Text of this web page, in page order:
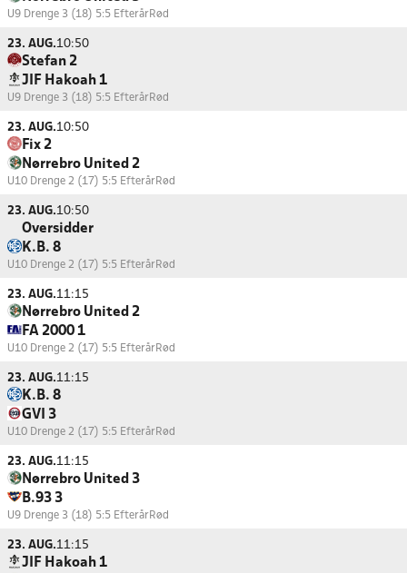
U9 Drenge 3 (18) 5:5 EfterårRød
23. AUG.10:50
Stefan 2
JIF Hakoah 1
U9 Drenge 3 (18) 5:5 EfterårRød
23. AUG.10:50
Fix 2
Nørrebro United 2
U10 Drenge 2 (17) 5:5 EfterårRød
23. AUG.10:50
Oversidder
K.B. 8
U10 Drenge 2 (17) 5:5 EfterårRød
23. AUG.11:15
Nørrebro United 2
FA 2000 1
U10 Drenge 2 (17) 5:5 EfterårRød
23. AUG.11:15
K.B. 8
GVI 3
U10 Drenge 2 (17) 5:5 EfterårRød
23. AUG.11:15
Nørrebro United 3
B.93 3
U9 Drenge 3 (18) 5:5 EfterårRød
23. AUG.11:15
JIF Hakoah 1